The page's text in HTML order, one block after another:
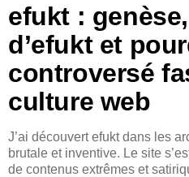
efukt :
d’efukt et
controversé
culture web
J’ai découvert efukt dans les
brutale et inventive. Le site
de contenus extrêmes et